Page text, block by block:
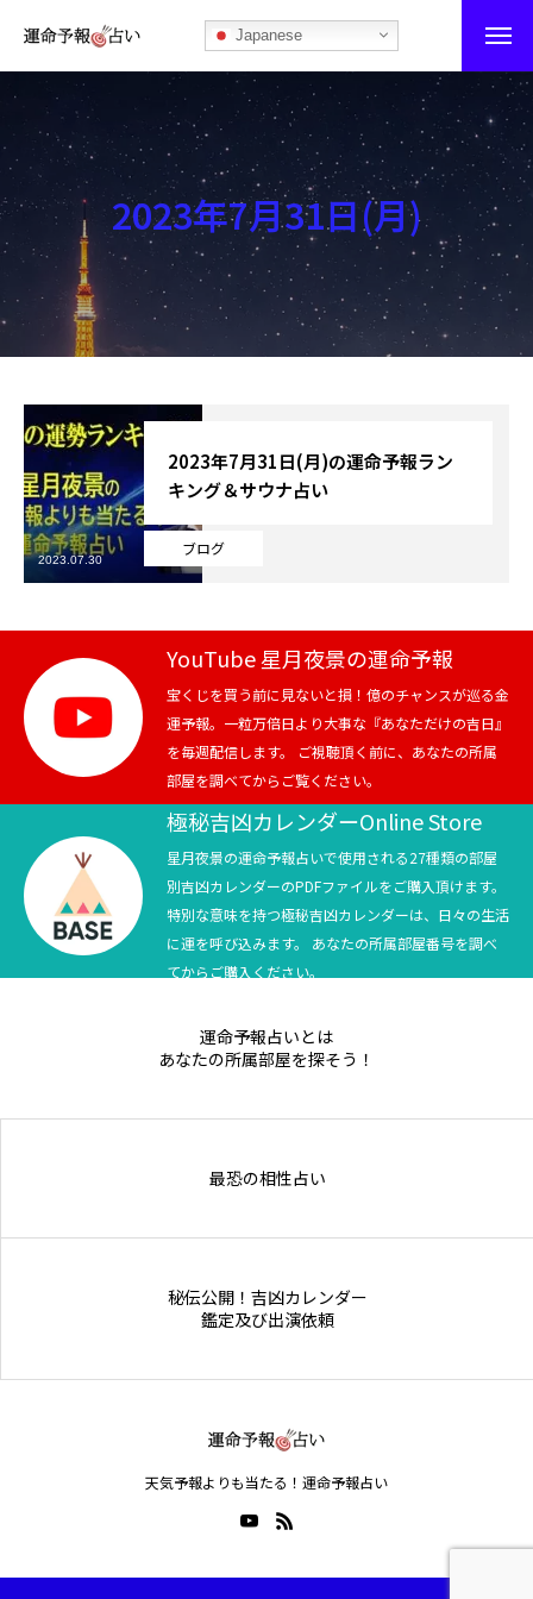
Japanese
運命予報占い
運命予報占いとは
あなたの所属部屋を探そう！
最恐の相性占い
秘伝公開！吉凶カレンダー
記事カテゴリー
ブログ
お知らせ
テニス
スポーツ
競馬
テニス四大大会・五輪
テニス四大大会・五輪
2023年7月31日(月)
ブログ
2023年7月31日(月)の運命予報ラン
キング＆サウナ占い
2023.07.30
YouTube 星月夜景の運命予報
宝くじを買う前に見ないと損！億のチャンスが巡る金
運予報。一粒万倍日より大事な『あなただけの吉日』
を毎週配信します。 ご視聴頂く前に、あなたの所属
部屋を調べてからご覧ください。
極秘吉凶カレンダーOnline Store
星月夜景の運命予報占いで使用される27種類の部屋
別吉凶カレンダーのPDFファイルをご購入頂けます。
特別な意味を持つ極秘吉凶カレンダーは、日々の生活
に運を呼び込みます。 あなたの所属部屋番号を調べ
てからご購入ください。
運命予報占いとは
あなたの所属部屋を探そう！
最恐の相性占い
秘伝公開！吉凶カレンダー
鑑定及び出演依頼
天気予報よりも当たる！運命予報占い